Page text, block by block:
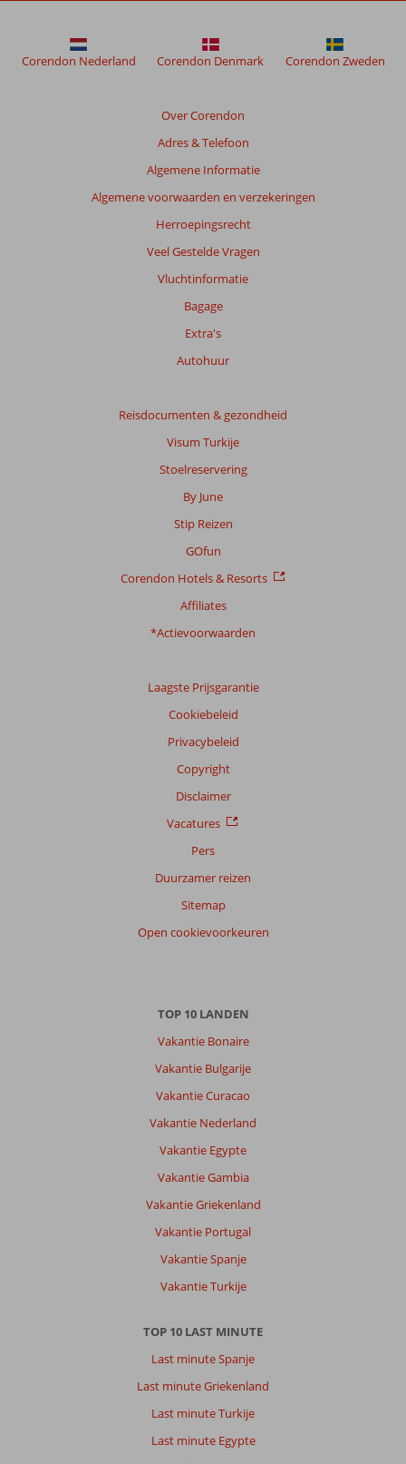
maanden
Over Corendon
Adres & Telefoon
Algemene Informatie
Algemene voorwaarden en verzekeringen
Herroepingsrecht
Veel Gestelde Vragen
Vluchtinformatie
Bagage
Extra's
Autohuur
Reisdocumenten & gezondheid
Visum Turkije
Stoelreservering
By June
Stip Reizen
GOfun
Corendon Hotels & Resorts
Affiliates
*Actievoorwaarden
Laagste Prijsgarantie
Cookiebeleid
Privacybeleid
Copyright
Disclaimer
Vacatures
Pers
Duurzamer reizen
Sitemap
Open cookievoorkeuren
Corendon Nederland Corendon Denmark Corendon Zweden
TOP 10 LANDEN
Vakantie Bonaire
Vakantie Bulgarije
Vakantie Curacao
Vakantie Nederland
Vakantie Egypte
Vakantie Gambia
Vakantie Griekenland
Vakantie Portugal
Vakantie Spanje
Vakantie Turkije
TOP 10 LAST MINUTE
Last minute Spanje
Last minute Griekenland
Last minute Turkije
Last minute Egypte